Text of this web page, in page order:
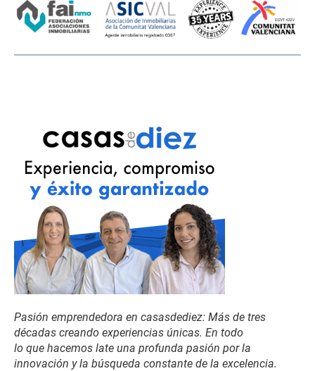
Pasión emprendedora en casasdediez: Más de tres
décadas creando experiencias únicas. En todo
lo que hacemos late una profunda pasión por la
innovación y la búsqueda constante de la excelencia.